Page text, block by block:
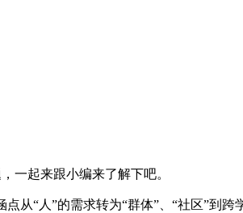
一起来跟小编来了解下吧。
“人”的需求转为“群体”、“社区”到跨